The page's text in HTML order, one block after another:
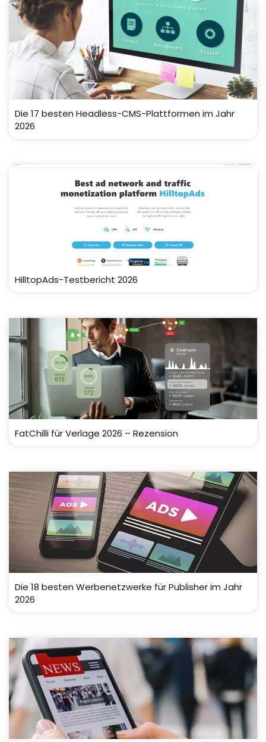
Die 17 besten Headless-CMS-Plattformen im Jahr
2026
HilltopAds-Testbericht 2026
FatChilli für Verlage 2026 – Rezension
Die 18 besten Werbenetzwerke für Publisher im Jahr
2026